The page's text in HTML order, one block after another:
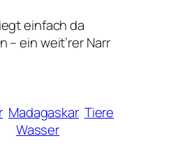
einfach da
– ein weit’rer Narr
Madagaskar Tiere
Wasser